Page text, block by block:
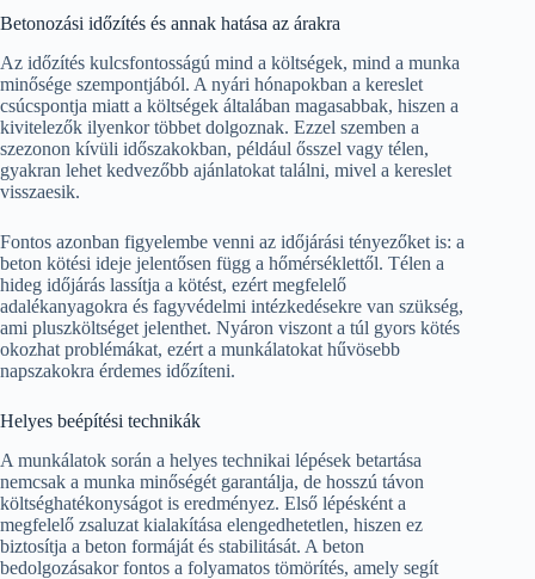
Betonozási időzítés és annak hatása az árakra
Az időzítés kulcsfontosságú mind a költségek, mind a munka
minősége szempontjából. A nyári hónapokban a kereslet
csúcspontja miatt a költségek általában magasabbak, hiszen a
kivitelezők ilyenkor többet dolgoznak. Ezzel szemben a
szezonon kívüli időszakokban, például ősszel vagy télen,
gyakran lehet kedvezőbb ajánlatokat találni, mivel a kereslet
visszaesik.
Fontos azonban figyelembe venni az időjárási tényezőket is: a
beton kötési ideje jelentősen függ a hőmérséklettől. Télen a
hideg időjárás lassítja a kötést, ezért megfelelő
adalékanyagokra és fagyvédelmi intézkedésekre van szükség,
ami pluszköltséget jelenthet. Nyáron viszont a túl gyors kötés
okozhat problémákat, ezért a munkálatokat hűvösebb
napszakokra érdemes időzíteni.
Helyes beépítési technikák
A munkálatok során a helyes technikai lépések betartása
nemcsak a munka minőségét garantálja, de hosszú távon
költséghatékonyságot is eredményez. Első lépésként a
megfelelő zsaluzat kialakítása elengedhetetlen, hiszen ez
biztosítja a beton formáját és stabilitását. A beton
bedolgozásakor fontos a folyamatos tömörítés, amely segít